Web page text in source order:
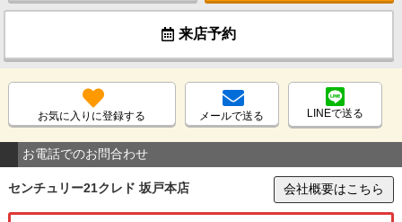
来店予約
お気に入りに登録する メールで送る LINEで送る
お電話でのお問合わせ
センチュリー21クレド 坂戸本店 会社概要はこちら